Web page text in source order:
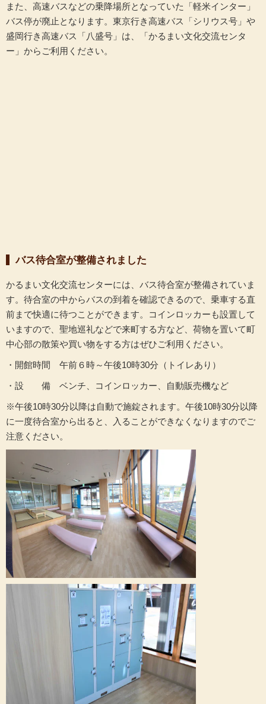
また、高速バスなどの乗降場所となっていた「軽米インター」
バス停が廃止となります。東京行き高速バス「シリウス号」や
盛岡行き高速バス「八盛号」は、「かるまい文化交流センタ
ー」からご利用ください。
バス待合室が整備されました
かるまい文化交流センターには、バス待合室が整備されていま
す。待合室の中からバスの到着を確認できるので、乗車する直
前まで快適に待つことができます。コインロッカーも設置して
いますので、聖地巡礼などで来町する方など、荷物を置いて町
中心部の散策や買い物をする方はぜひご利用ください。
・開館時間 午前６時～午後10時30分（トイレあり）
・設 備 ベンチ、コインロッカー、自動販売機など
※午後10時30分以降は自動で施錠されます。午後10時30分以降
に一度待合室から出ると、入ることができなくなりますのでご
注意ください。